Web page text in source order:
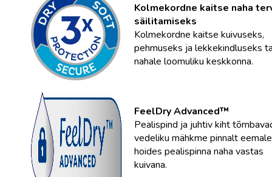
Kolmekordne kaitse naha
säilitamiseks
Kolmekordne kaitse kuivuseks,
pehmuseks ja lekkekindluseks
nahale loomuliku keskkonna.
FeelDry Advanced™
Pealispind ja juhtiv kiht
vedeliku mähkme pinnalt
hoides pealispinna naha vastas
kuivana.